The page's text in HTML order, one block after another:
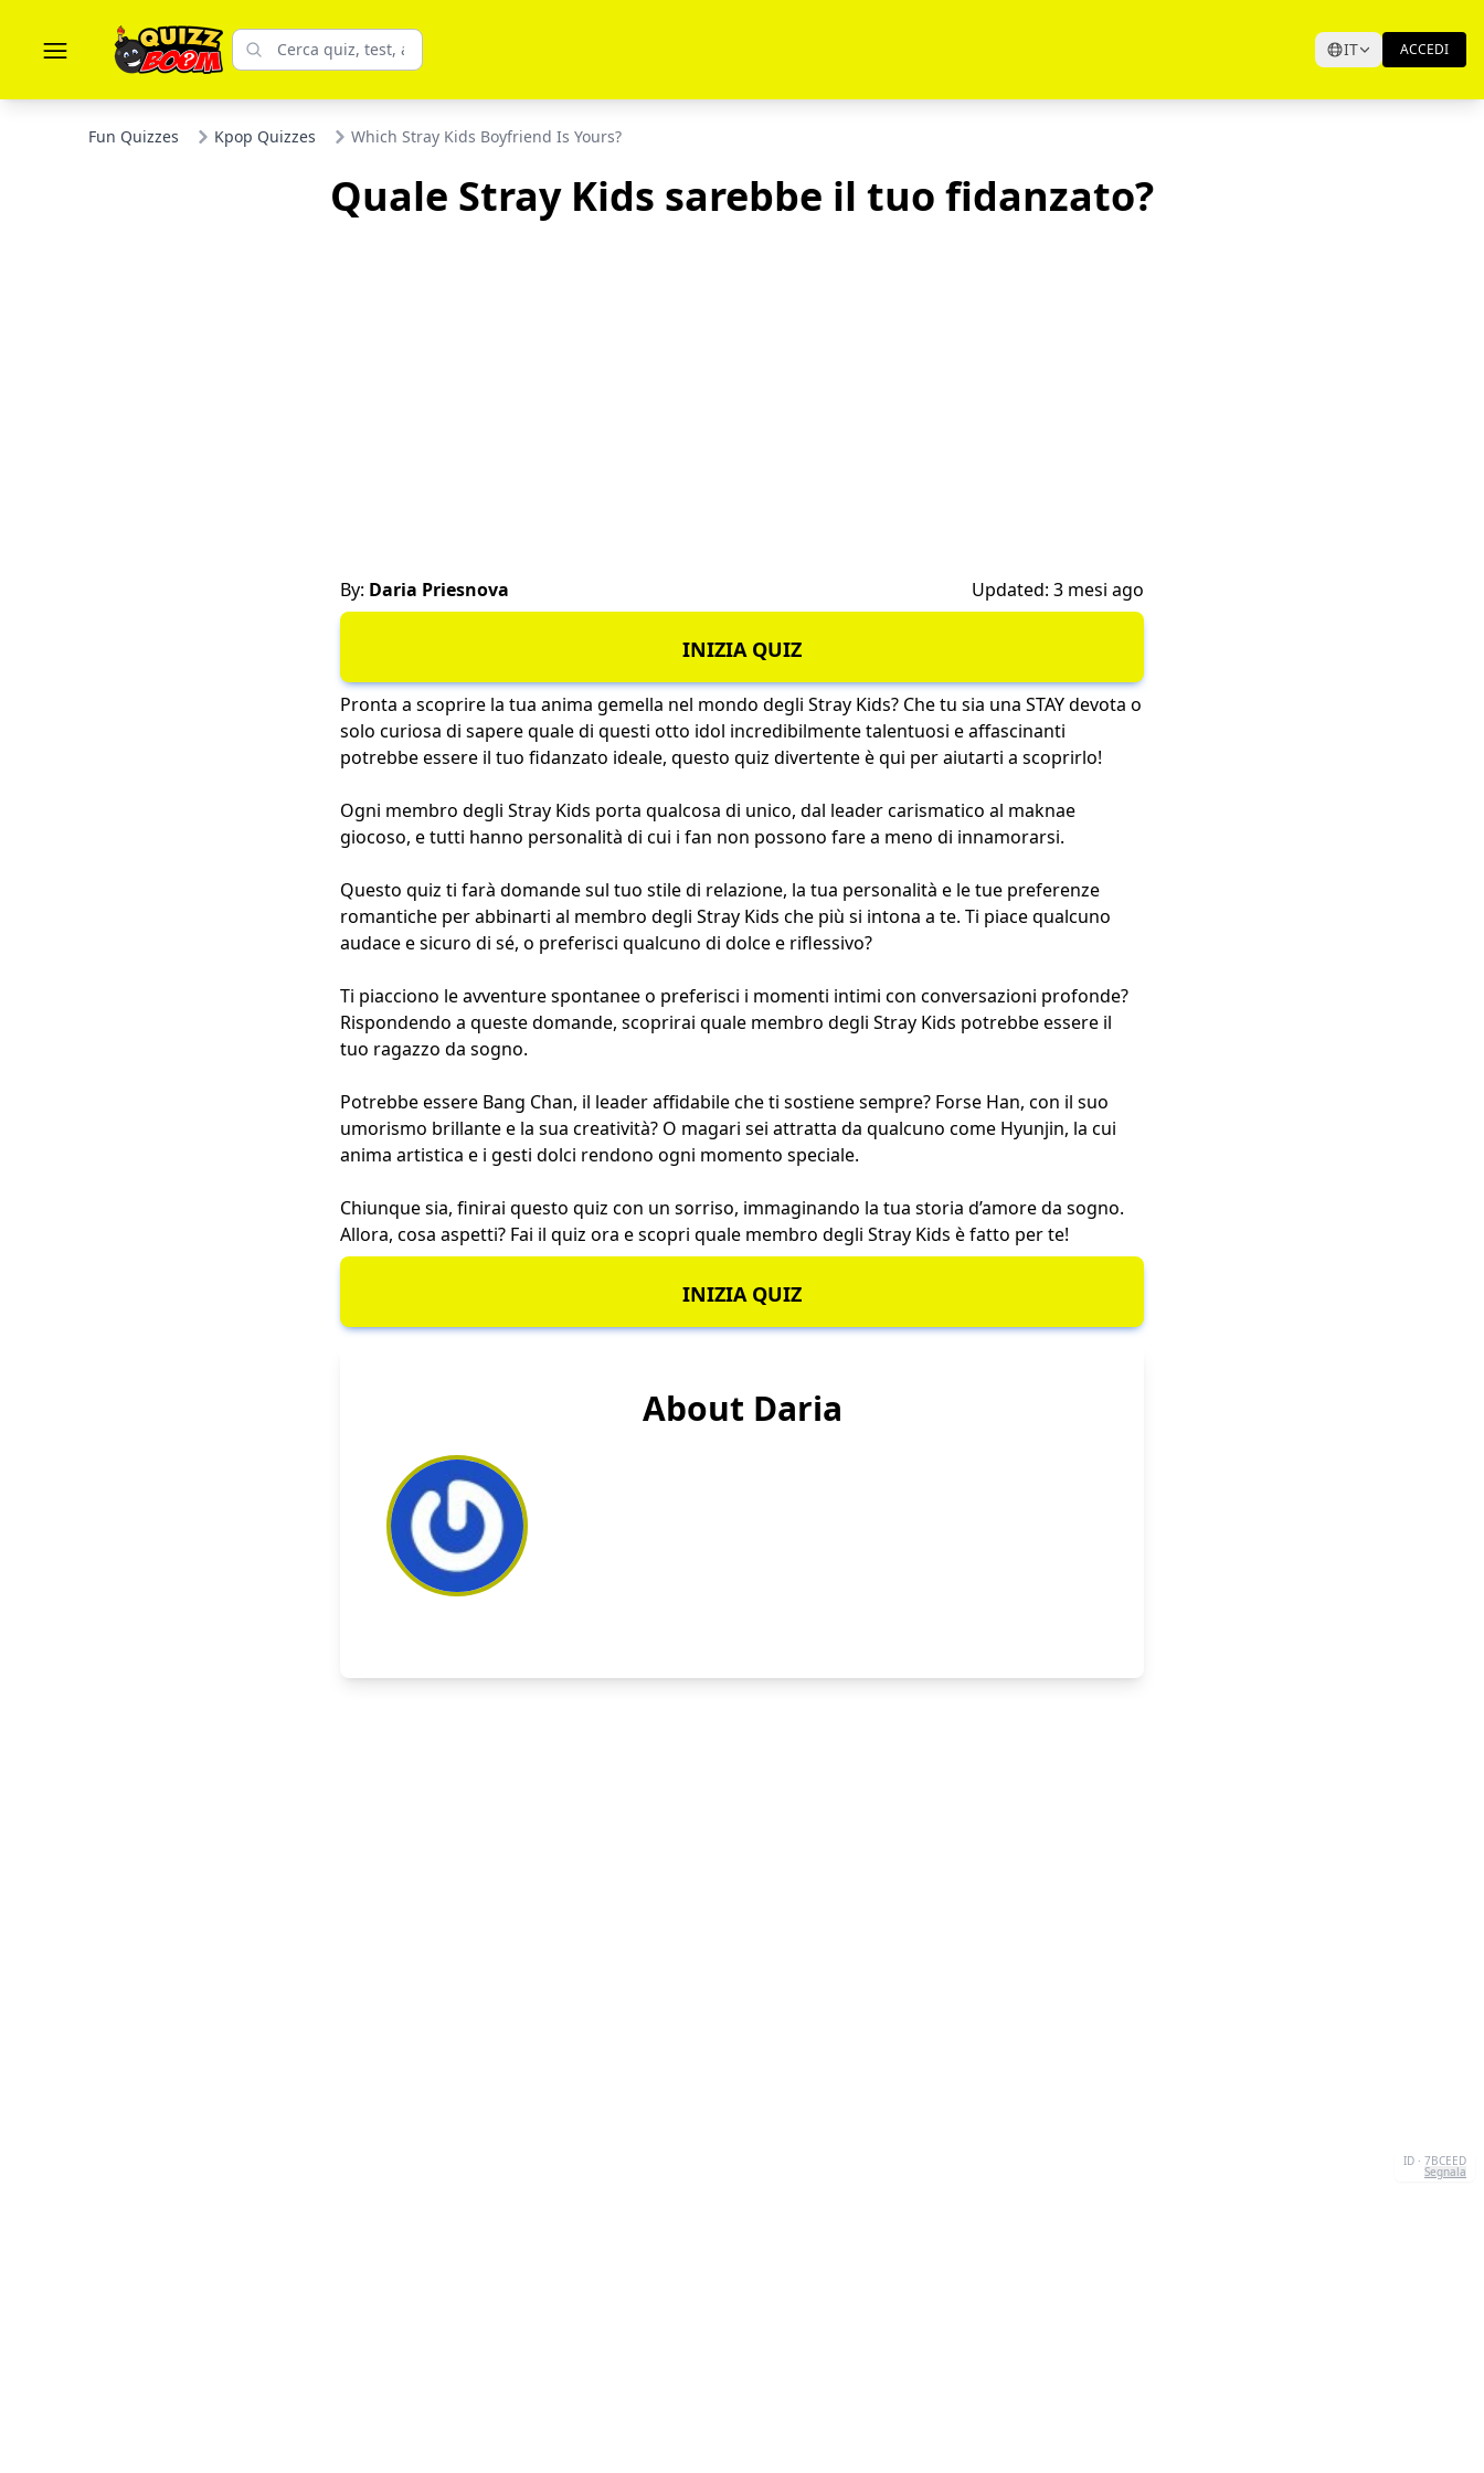
IT ACCEDI
Fun Quizzes Kpop Quizzes Which Stray Kids Boyfriend Is Yours?
Quale Stray Kids sarebbe il tuo fidanzato?
By: Daria Priesnova Updated: 3 mesi ago
INIZIA QUIZ
Pronta a scoprire la tua anima gemella nel mondo degli Stray Kids? Che tu sia una STAY devota o
solo curiosa di sapere quale di questi otto idol incredibilmente talentuosi e affascinanti
potrebbe essere il tuo fidanzato ideale, questo quiz divertente è qui per aiutarti a scoprirlo!
Ogni membro degli Stray Kids porta qualcosa di unico, dal leader carismatico al maknae
giocoso, e tutti hanno personalità di cui i fan non possono fare a meno di innamorarsi.
Questo quiz ti farà domande sul tuo stile di relazione, la tua personalità e le tue preferenze
romantiche per abbinarti al membro degli Stray Kids che più si intona a te. Ti piace qualcuno
audace e sicuro di sé, o preferisci qualcuno di dolce e riflessivo?
Ti piacciono le avventure spontanee o preferisci i momenti intimi con conversazioni profonde?
Rispondendo a queste domande, scoprirai quale membro degli Stray Kids potrebbe essere il
tuo ragazzo da sogno.
Potrebbe essere Bang Chan, il leader affidabile che ti sostiene sempre? Forse Han, con il suo
umorismo brillante e la sua creatività? O magari sei attratta da qualcuno come Hyunjin, la cui
anima artistica e i gesti dolci rendono ogni momento speciale.
Chiunque sia, finirai questo quiz con un sorriso, immaginando la tua storia d’amore da sogno.
Allora, cosa aspetti? Fai il quiz ora e scopri quale membro degli Stray Kids è fatto per te!
INIZIA QUIZ
About Daria
ID · 7BCEED
Segnala